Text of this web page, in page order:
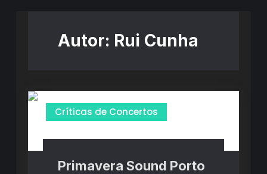
Autor: Rui Cunha
Críticas de Concertos
Primavera Sound Porto